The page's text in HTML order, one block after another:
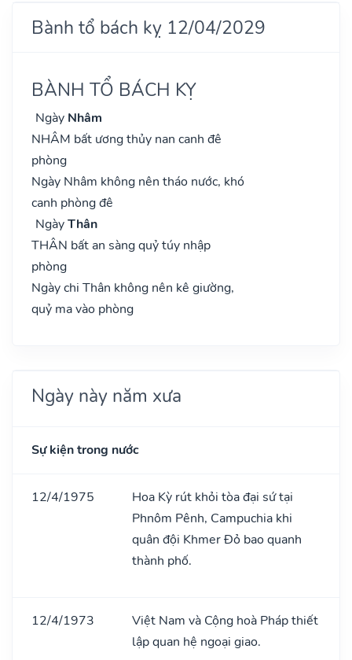
Bành tổ bách kỵ 12/04/2029
BÀNH TỔ BÁCH KỴ
Ngày Nhâm
NHÂM bất ương thủy nan canh đê
phòng
Ngày Nhâm không nên tháo nước, khó
canh phòng đê
NgàyThân
THÂN bất an sàng quỷ túy nhập
phòng
Ngày chi Thân không nên kê giường,
quỷ ma vào phòng
Ngày này năm xưa
Sự kiện trong nước
12/4/1975
Hoa Kỳ rút khỏi tòa đại sứ tại
Phnôm Pênh, Campuchia khi
quân đội Khmer Đỏ bao quanh
thành phố.
12/4/1973
Việt Nam và Cộng hoà Pháp thiết
lập quan hệ ngoại giao.